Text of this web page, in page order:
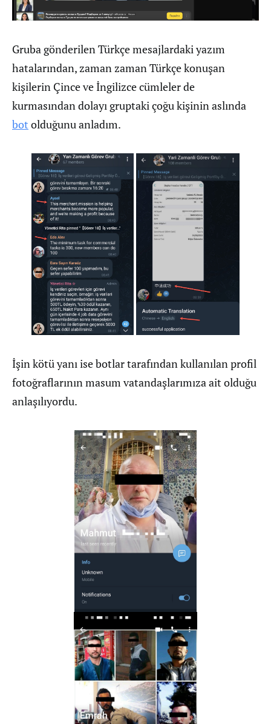
Gruba gönderilen Türkçe mesajlardaki yazım
hatalarından, zaman zaman Türkçe konuşan
kişilerin Çince ve İngilizce cümleler de
kurmasından dolayı gruptaki çoğu kişinin aslında
bot olduğunu anladım.
İşin kötü yanı ise botlar tarafından kullanılan profil
fotoğraflarının masum vatandaşlarımıza ait olduğu
anlaşılıyordu.